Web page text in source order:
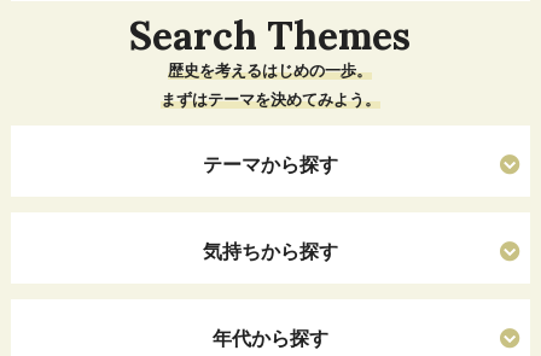
Search Themes
歴史を考えるはじめの一歩。
まずはテーマを決めてみよう。
テーマから探す
気持ちから探す
年代から探す